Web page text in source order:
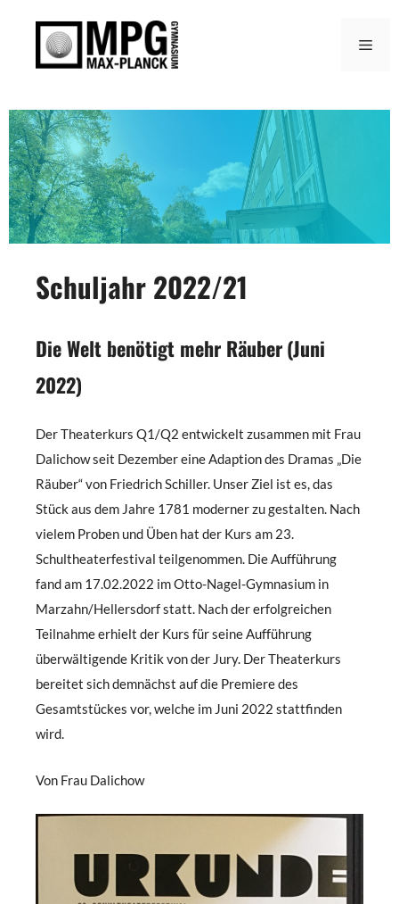
springen
Schuljahr 2022/21
Die Welt benötigt mehr Räuber(Juni
2022)
Der Theaterkurs Q1/Q2 entwickelt zusammen mit Frau
Dalichow seit Dezember eine Adaption des Dramas „Die
Räuber“ von Friedrich Schiller. Unser Ziel ist es, das
Stück aus dem Jahre 1781 moderner zu gestalten. Nach
vielem Proben und Üben hat der Kurs am 23.
Schultheaterfestival teilgenommen. Die Aufführung
fand am 17.02.2022 im Otto-Nagel-Gymnasium in
Marzahn/Hellersdorf statt. Nach der erfolgreichen
Teilnahme erhielt der Kurs für seine Aufführung
überwältigende Kritik von der Jury. Der Theaterkurs
bereitet sich demnächst auf die Premiere des
Gesamtstückes vor, welche im Juni 2022 stattfinden
wird.
Von Frau Dalichow